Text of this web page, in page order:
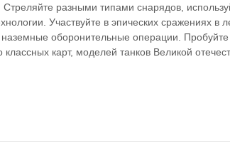
разными типами снарядов,
Участвуйте в эпических сражениях в
оборонительные операции.
карт, моделей танков Великой